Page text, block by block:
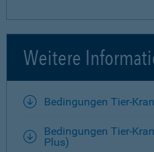
Weitere
Bedingungen Tier-
Bedingungen Tier-
Plus)